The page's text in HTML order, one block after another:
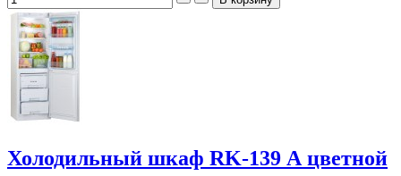
Холодильный шкаф RK-139 А цветной